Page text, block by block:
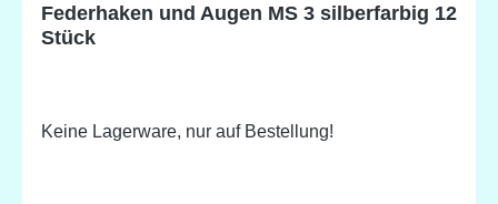
Federhaken und Augen MS 3 silberfarbig 12
Stück
Keine Lagerware, nur auf Bestellung!